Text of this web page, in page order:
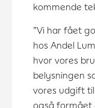
kommende
”Vi har fået
hos Andel
hvor vores
belysningen
vores udgift
også formået